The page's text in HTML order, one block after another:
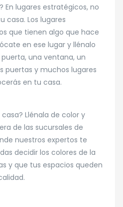
En lugares estratégicos, no
casa. Los lugares
que tienen algo que hace
en ese lugar y llénalo
una ventana, un
puertas y muchos lugares
en tu casa.
Llénala de color y
de las sucursales de
nuestros expertos te
decidir los colores de la
y que tus espacios queden